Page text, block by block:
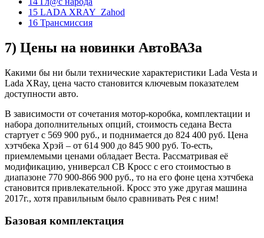
15 LADA XRAY_Zahod
16 Трансмиссия
7) Цены на новинки АвтоВАЗа
Какими бы ни были технические характеристики Lada Vesta и
Lada XRay, цена часто становится ключевым показателем
доступности авто.
В зависимости от сочетания мотор-коробка, комплектации и
набора дополнительных опций, стоимость седана Веста
стартует с 569 900 руб., и поднимается до 824 400 руб. Цена
хэтчбека Хрэй – от 614 900 до 845 900 руб. То-есть,
приемлемыми ценами обладает Веста. Рассматривая её
модификацию, универсал СВ Кросс с его стоимостью в
диапазоне 770 900-866 900 руб., то на его фоне цена хэтчбека
становится привлекательной. Кросс это уже другая машина
2017г., хотя правильным было сравнивать Рея с ним!
Базовая комплектация